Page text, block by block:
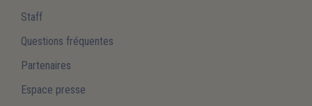
Staff
Questions fréquentes
Partenaires
Espace presse